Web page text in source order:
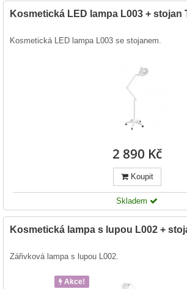
Kosmetická LED lampa L003 + stojan
Kosmetická LED lampa L003 se stojanem.
2 890 Kč
Koupit
Skladem
Kosmetická lampa s lupou L002 +
Zářivková lampa s lupou L002.
Akce!